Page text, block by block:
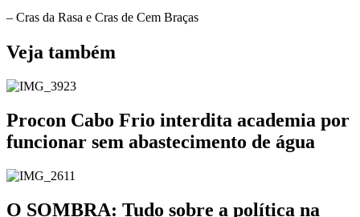
– Cras da Rasa e Cras de Cem Braças
Veja também
Procon Cabo Frio interdita academia por
funcionar sem abastecimento de água
O SOMBRA: Tudo sobre a política na